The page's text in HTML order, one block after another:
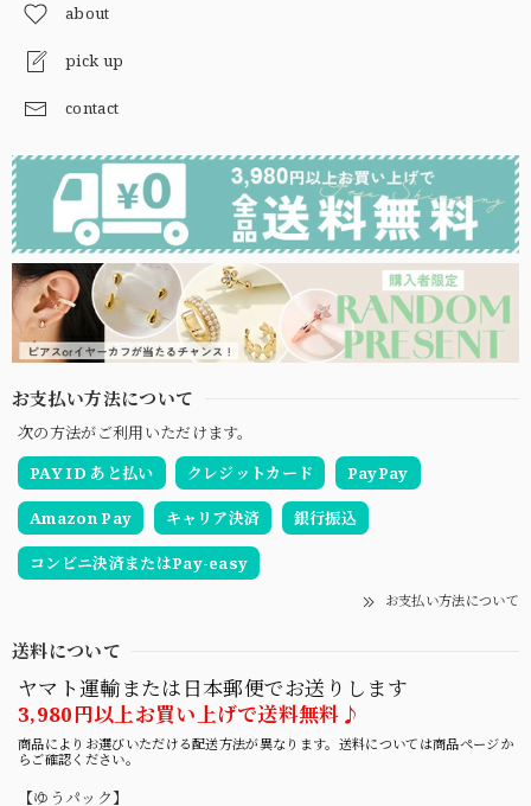
about
pick up
contact
お支払い方法について
次の方法がご利用いただけます。
PAY ID あと払い
クレジットカード PayPay
Amazon Pay キャリア決済 銀行振込
コンビニ決済またはPay-easy
お支払い方法について
送料について
ヤマト運輸または日本郵便でお送りします
3,980円以上お買い上げで送料無料♪
商品によりお選びいただける配送方法が異なります。送料については商品ページか
らご確認ください。
【ゆうパック】